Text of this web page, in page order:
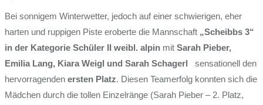
Bei sonnigem Winterwetter, jedoch auf einer schwierigen, eher
harten und ruppigen Piste eroberte die Mannschaft „Scheibbs 3“
in der Kategorie Schüler II weibl. alpin mit Sarah Pieber,
Emilia Lang, Kiara Weigl und Sarah Schagerl
sensationell den
hervorragenden ersten Platz. Diesen Teamerfolg konnten sich die
Mädchen durch die tollen Einzelränge (Sarah Pieber – 2. Platz,